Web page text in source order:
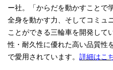
ー社。「からだを動かすことで
全身を動かす力、そしてコミュ
ことができる三輪車を開発して
性・耐久性に優れた高い品質性
で愛用されています。 詳細はこ